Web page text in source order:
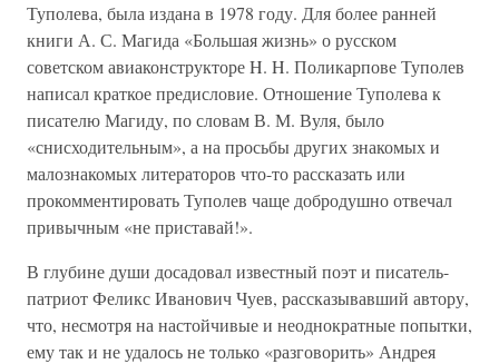
Туполева, была издана в 1978 году. Для более ранней
книги А. С. Магида «Большая жизнь» о русском
советском авиаконструкторе H. H. Поликарпове Туполев
написал краткое предисловие. Отношение Туполева к
писателю Магиду, по словам В. М. Вуля, было
«снисходительным», а на просьбы других знакомых и
малознакомых литераторов что-то рассказать или
прокомментировать Туполев чаще добродушно отвечал
привычным «не приставай!».
В глубине души досадовал известный поэт и писатель-
патриот Феликс Иванович Чуев, рассказывавший автору,
что, несмотря на настойчивые и неоднократные попытки,
ему так и не удалось не только «разговорить» Андрея